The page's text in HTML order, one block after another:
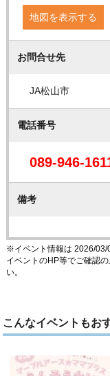
地図を表示する
お問合せ先
JA松山市
電話番号
089-946-
備考
※イベント情報は 2026/03/
イベントのHP等でご確認
い。
こんなイベントもお